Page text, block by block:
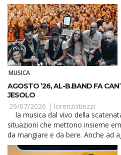
MUSICA
AGOSTO ’26, AL-B.BAND FA
JESOLO
29/07/2026 | lorenzotiezzi
situazioni che mettono insieme
da mangiare e da bere. Anche ad